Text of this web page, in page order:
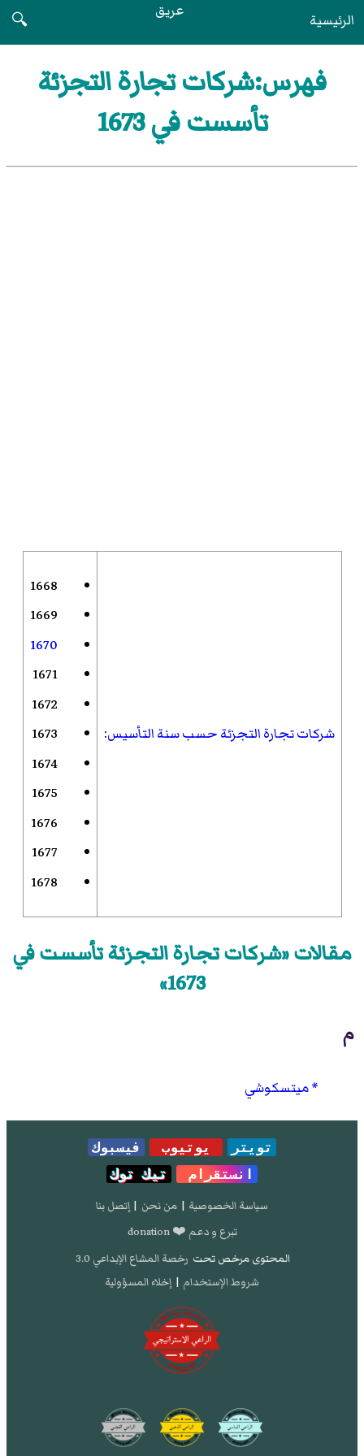
الرئيسية عريق
🔍
فهرس:شركات تجارة التجزئة
تأسست في 1673
شركات تجارة التجزئة حسب سنة التأسيس:
1668
1669
1670
1671
1672
1673
1674
1675
1676
1677
1678
مقالات «شركات تجارة التجزئة تأسست في
1673»
م
ميتسكوشي
تويتر يوتيوب
فيسبوك
انستقرام
تيك توك
سياسة الخصوصية | من نحن | إتصل بنا
تبرع و دعم ❤️ donation
المحتوى مرخص تحت رخصة المشاع الإبداعي 3.0
شروط الإستخدام | إخلاء المسؤولية